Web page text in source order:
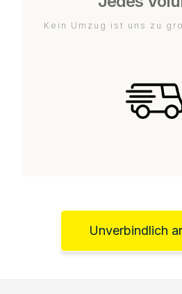
Kein Umzug ist uns zu
Unverbindlich